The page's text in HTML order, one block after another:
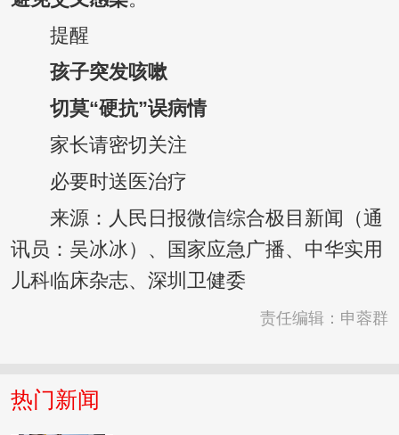
提醒
孩子突发咳嗽
切莫“硬抗”误病情
家长请密切关注
必要时送医治疗
来源：人民日报微信综合极目新闻（通
讯员：吴冰冰）、国家应急广播、中华实用
儿科临床杂志、深圳卫健委
责任编辑：申蓉群
热门新闻